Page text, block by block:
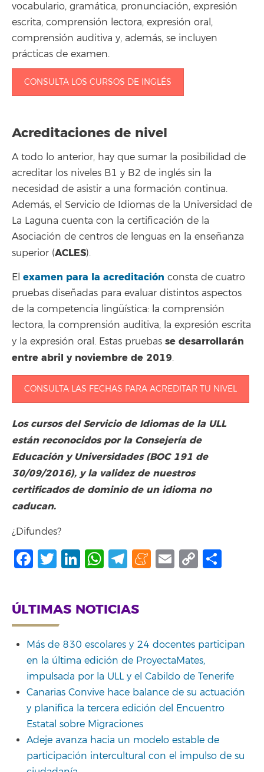
vocabulario, gramática, pronunciación, expresión
escrita, comprensión lectora, expresión oral,
comprensión auditiva y, además, se incluyen
prácticas de examen.
CONSULTA LOS CURSOS DE INGLÉS
Acreditaciones de nivel
A todo lo anterior, hay que sumar la posibilidad de
acreditar los niveles B1 y B2 de inglés sin la
necesidad de asistir a una formación continua.
Además, el Servicio de Idiomas de la Universidad de
La Laguna cuenta con la certificación de la
Asociación de centros de lenguas en la enseñanza
superior (ACLES).
El examen para la acreditación consta de cuatro
pruebas diseñadas para evaluar distintos aspectos
de la competencia lingüística: la comprensión
lectora, la comprensión auditiva, la expresión escrita
y la expresión oral. Estas pruebas se desarrollarán
entre abril y noviembre de 2019.
CONSULTA LAS FECHAS PARA ACREDITAR TU NIVEL
Los cursos del Servicio de Idiomas de la ULL
están reconocidos por la Consejería de
Educación y Universidades (BOC 191 de
30/09/2016), y la validez de nuestros
certificados de dominio de un idioma no
caducan.
¿Difundes?
Facebook
Twitter
LinkedIn
WhatsApp
Telegram
Meneame
Email
Copy
ÚLTIMAS NOTICIAS
Más de 830 escolares y 24 docentes participan
en la última edición de ProyectaMates,
impulsada por la ULL y el Cabildo de Tenerife
Canarias Convive hace balance de su actuación
y planifica la tercera edición del Encuentro
Estatal sobre Migraciones
Adeje avanza hacia un modelo estable de
participación intercultural con el impulso de su